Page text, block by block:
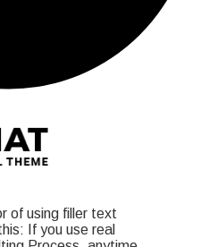
of using filler text
If you use real